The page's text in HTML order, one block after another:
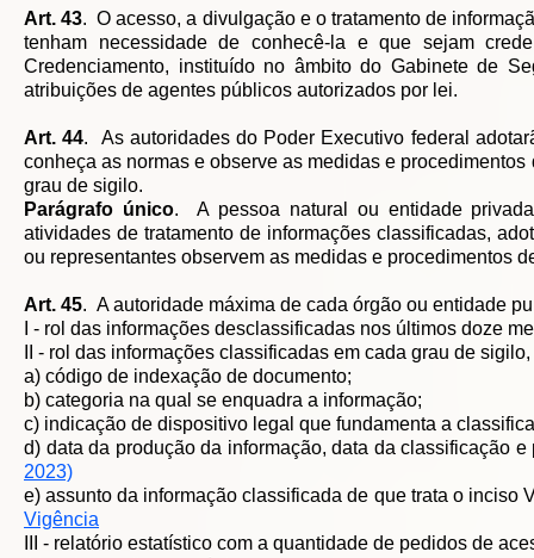
Art. 43. O acesso, a divulgação e o tratamento de
tenham necessidade de conhecê-la e que sejam
Credenciamento, instituído no âmbito do Gabinete de
atribuições de agentes públicos autorizados por lei.
Art. 44. As autoridades do Poder Executivo federal
conheça as normas e observe as medidas e
grau de sigilo.
Parágrafo único. A pessoa natural ou entidade
atividades de tratamento de informações classificadas,
ou representantes observem as medidas e procedimentos
Art. 45. A autoridade máxima de cada órgão ou entidade
I - rol das informações desclassificadas nos últimos doze
II - rol das informações classificadas em cada grau de
a) código de indexação de documento;
b) categoria na qual se enquadra a informação;
c) indicação de dispositivo legal que fundamenta a
d) data da produção da informação, data da
2023)
e) assunto da informação classificada de que trata o inciso
Vigência
III - relatório estatístico com a quantidade de pedidos de